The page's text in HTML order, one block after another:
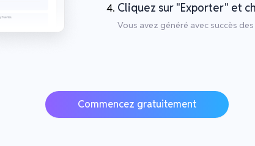
Cliquez sur "Exporter" et
Vous avez généré avec succès
Commencez gratuitement